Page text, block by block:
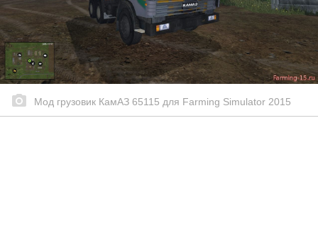
Мод грузовик КамАЗ 65115 для Farming Simulator 2015